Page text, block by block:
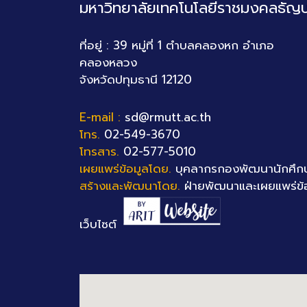
มหาวิทยาลัยเทคโนโลยีราชมงคลธัญ
ที่อยู่ : 39 หมู่ที่ 1 ตำบลคลองหก อำเภอ
คลองหลวง
จังหวัดปทุมธานี 12120
E-mail : sd@rmutt.ac.th
โทร. 02-549-3670
โทรสาร. 02-577-5010
เผยแพร่ข้อมูลโดย. บุคลากรกองพัฒนานักศึก
สร้างและพัฒนาโดย. ฝ่ายพัฒนาและเผยแพร่
เว็บไซต์